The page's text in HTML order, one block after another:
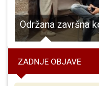
ZADNJE OBJAVE